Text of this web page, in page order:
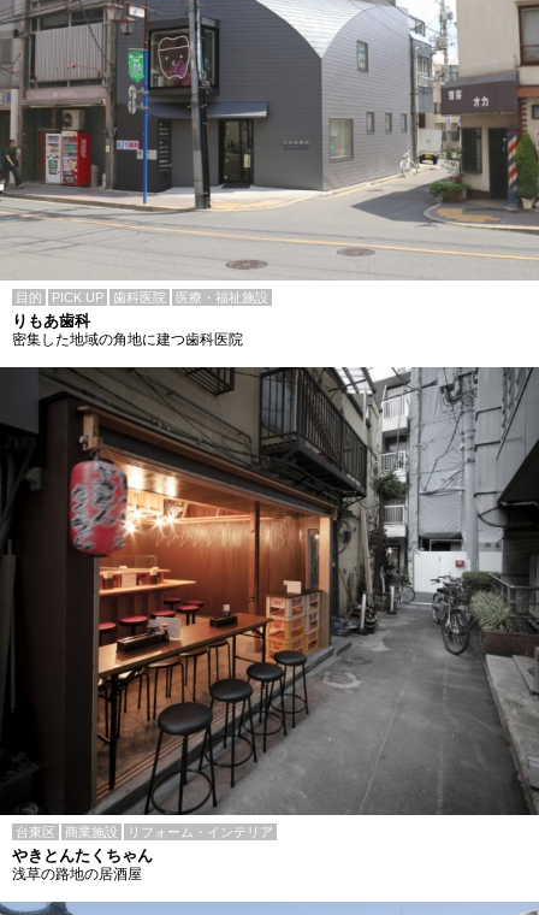
目的 PICK UP 歯科医院 医療・福祉施設
りもあ歯科
密集した地域の角地に建つ歯科医院
台東区 商業施設 リフォーム・インテリア
やきとんたくちゃん
浅草の路地の居酒屋